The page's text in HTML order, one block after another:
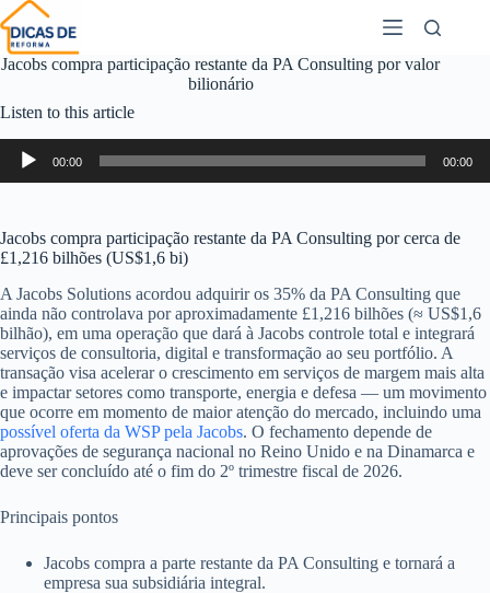
Jacobs compra participação restante da PA Consulting por valor
bilionário
Listen to this article
Audio
Player
00:00 00:00
Jacobs compra participação restante da PA Consulting por cerca de
£1,216 bilhões (US$1,6 bi)
A Jacobs Solutions acordou adquirir os 35% da PA Consulting que
ainda não controlava por aproximadamente £1,216 bilhões (≈ US$1,6
bilhão), em uma operação que dará à Jacobs controle total e integrará
serviços de consultoria, digital e transformação ao seu portfólio. A
transação visa acelerar o crescimento em serviços de margem mais alta
e impactar setores como transporte, energia e defesa — um movimento
que ocorre em momento de maior atenção do mercado, incluindo uma
possível oferta da WSP pela Jacobs. O fechamento depende de
aprovações de segurança nacional no Reino Unido e na Dinamarca e
deve ser concluído até o fim do 2º trimestre fiscal de 2026.
Principais pontos
Jacobs compra a parte restante da PA Consulting e tornará a
empresa sua subsidiária integral.